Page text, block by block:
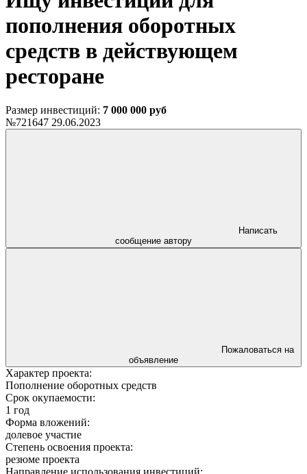
пополнения оборотных
средств в действующем
ресторане
Размер инвестиций: 7 000 000 руб
№721647 29.06.2023
сообщение автору
объявление
Характер проекта:
Пополнение оборотных средств
Срок окупаемости:
1 год
Форма вложений:
долевое участие
Степень освоения проекта:
резюме проекта
Направление использования инвестиций: